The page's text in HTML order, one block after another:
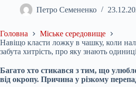
Петро Семененко
Головна
Міське середовище
Навіщо класти ложку в чашку, коли
забута хитрість, про яку знають одиниці
Багато хто стикався з тим, що
від окропу. Причина у різкому